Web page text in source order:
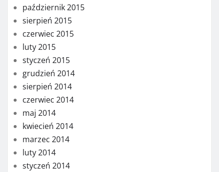
październik 2015
sierpień 2015
czerwiec 2015
luty 2015
styczeń 2015
grudzień 2014
sierpień 2014
czerwiec 2014
maj 2014
kwiecień 2014
marzec 2014
luty 2014
styczeń 2014